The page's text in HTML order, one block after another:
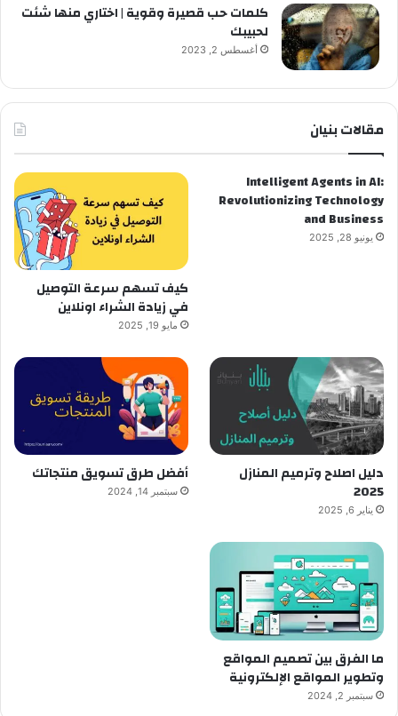
كلمات حب قصيرة وقوية | اختاري منها شئت
لحبيبك
أغسطس 2, 2023
مقالات بنيان
Intelligent Agents in AI:
Revolutionizing Technology
and Business
يونيو 28, 2025
كيف تسهم سرعة التوصيل
في زيادة الشراء اونلاين
مايو 19, 2025
دليل اصلاح وترميم المنازل
2025
يناير 6, 2025
أفضل طرق تسويق منتجاتك
سبتمبر 14, 2024
ما الفرق بين تصميم المواقع
وتطوير المواقع الإلكترونية
سبتمبر 2, 2024